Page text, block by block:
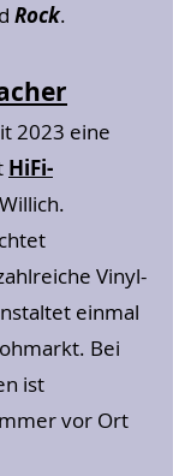
Rock.
2023 eine
HiFi-
Vinyl-
einmal
Bei
ist
vor Ort